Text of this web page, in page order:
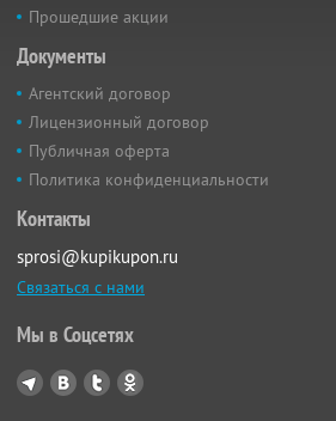
Прошедшие акции
Документы
Агентский договор
Лицензионный договор
Публичная оферта
Политика конфиденциальности
Контакты
sprosi@kupikupon.ru
Связаться с нами
Мы в Соцсетях